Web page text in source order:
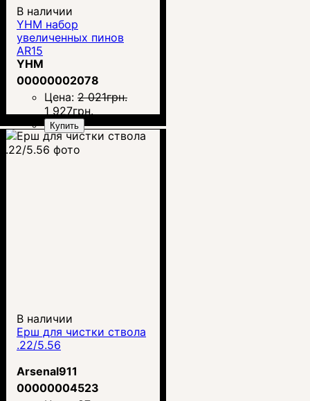
В наличии
YHM набор
увеличенных пинов
AR15
YHM
00000002078
Цена: 2 021грн.
1 927грн.
Купить
В наличии
Ерш для чистки ствола
.22/5.56
Arsenal911
00000004523